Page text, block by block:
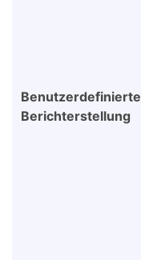
Benutzerdefinierte
Berichterstellung